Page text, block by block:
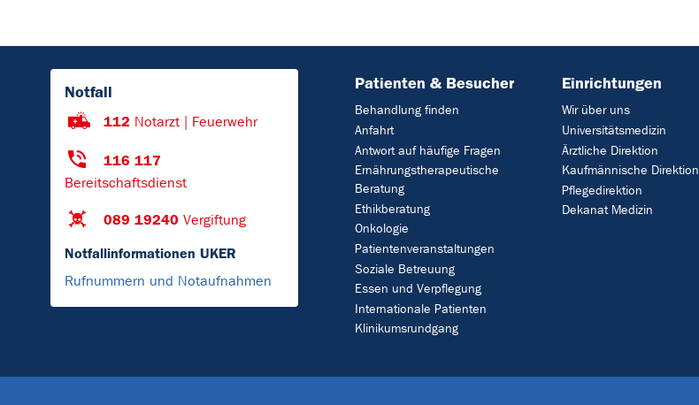
Notfall
112 Notarzt | Feuerwehr
116 117
Bereitschaftsdienst
089 19240 Vergiftung
Notfallinformationen UKER
Rufnummern und Notaufnahmen
Patienten & Besucher
Behandlung finden
Anfahrt
Antwort auf häufige Fragen
Ernährungstherapeutische
Beratung
Ethikberatung
Onkologie
Patientenveranstaltungen
Soziale Betreuung
Essen und Verpflegung
Internationale Patienten
Klinikumsrundgang
Einrichtungen
Wir über uns
Universitätsmedizin
Ärztliche Direktion
Kaufmännische Direktion
Pflegedirektion
Dekanat Medizin